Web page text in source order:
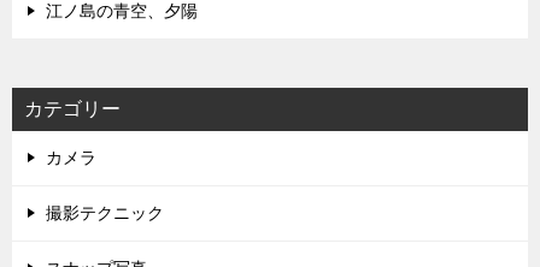
江ノ島の青空、夕陽
カテゴリー
カメラ
撮影テクニック